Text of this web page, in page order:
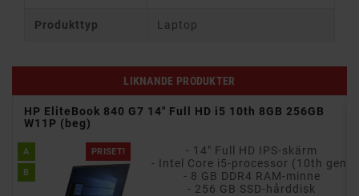
Produkttyp Laptop
LIKNANDE PRODUKTER
HP EliteBook 840 G7 14" Full HD i5 10th 8GB 256GB
W11P (beg)
PRISET!
A
B
- 14" Full HD IPS-skärm
- Intel Core i5-processor (10th gen)
- 8 GB DDR4 RAM-minne
- 256 GB SSD-hårddisk